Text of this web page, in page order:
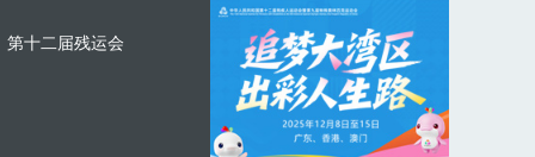
第十二届残运会